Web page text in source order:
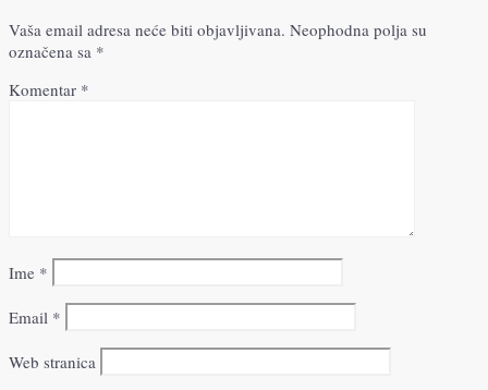
Vaša email adresa neće biti objavljivana. Neophodna polja su
označena sa *
Komentar *
Ime *
Email *
Web stranica